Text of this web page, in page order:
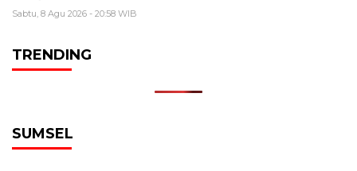
Sabtu, 8 Agu 2026 - 20:58 WIB
TRENDING
SUMSEL